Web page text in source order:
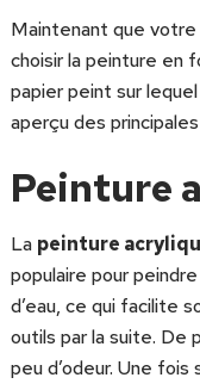
Maintenant que
choisir la peinture en
papier peint sur lequel
aperçu des
Peinture
La peinture
populaire pour
d’eau, ce qui facilite
outils par la suite. De
peu d’odeur. Une